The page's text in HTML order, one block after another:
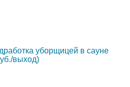
уборщицей в сауне
выход)